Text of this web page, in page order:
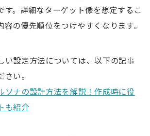
す。詳細なターゲット像を想定するこ
容の優先順位をつけやすくなります。
い設定方法については、以下の記事
い。
ソナの設計方法を解説！作成時に役
も紹介